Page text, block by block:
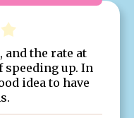
and the rate at
up. In
idea to have